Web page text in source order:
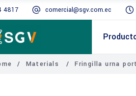
4817 comercial@sgv.com.ec
/ Materials /Fringilla urna